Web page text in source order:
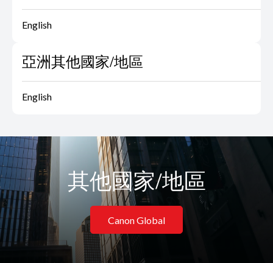
English
亞洲其他國家/地區
English
其他國家/地區
Canon Global